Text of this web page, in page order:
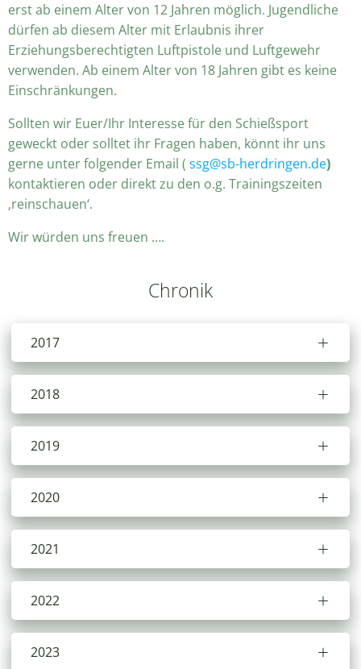
erst ab einem Alter von 12 Jahren möglich. Jugendliche
dürfen ab diesem Alter mit Erlaubnis ihrer
Erziehungsberechtigten Luftpistole und Luftgewehr
verwenden. Ab einem Alter von 18 Jahren gibt es keine
Einschränkungen.
Sollten wir Euer/Ihr Interesse für den Schießsport
geweckt oder solltet ihr Fragen haben, könnt ihr uns
gerne unter folgender Email ( ssg@sb-herdringen.de)
kontaktieren oder direkt zu den o.g. Trainingszeiten
‚reinschauen‘.
Wir würden uns freuen ….
Chronik
2017
2018
2019
2020
2021
2022
2023